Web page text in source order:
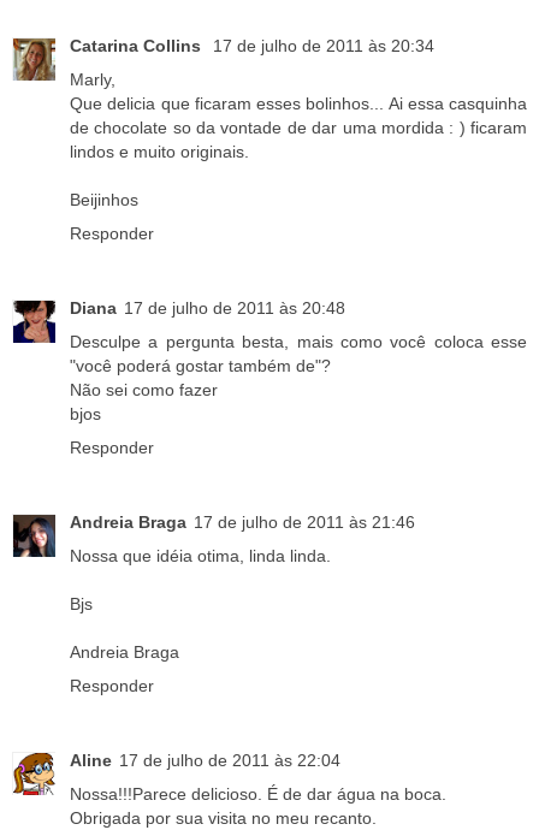
Catarina Collins
17 de julho de 2011 às 20:34
Marly,
Que delicia que ficaram esses bolinhos... Ai essa casquinha
de chocolate so da vontade de dar uma mordida : ) ficaram
lindos e muito originais.
Beijinhos
Responder
Diana 17 de julho de 2011 às 20:48
Desculpe a pergunta besta, mais como você coloca esse
"você poderá gostar também de"?
Não sei como fazer
bjos
Responder
Andreia Braga 17 de julho de 2011 às 21:46
Nossa que idéia otima, linda linda.
Bjs
Andreia Braga
Responder
Aline 17 de julho de 2011 às 22:04
Nossa!!!Parece delicioso. É de dar água na boca.
Obrigada por sua visita no meu recanto.